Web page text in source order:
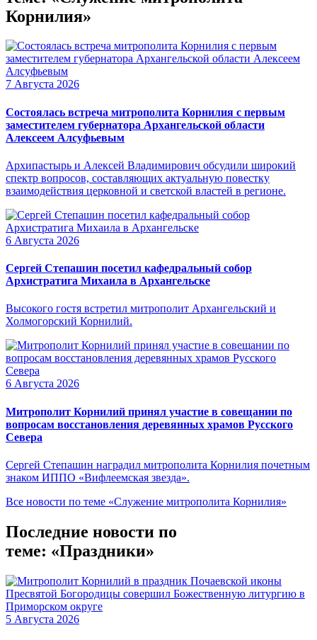
Корнилия»
7 Августа 2026
Состоялась встреча митрополита Корнилия с первым
заместителем губернатора Архангельской области
Алексеем Алсуфьевым
Архипастырь и Алексей Владимирович обсудили широкий
спектр вопросов, составляющих актуальную повестку
взаимодействия церковной и светской властей в регионе.
6 Августа 2026
Сергей Степашин посетил кафедральный собор
Архистратига Михаила в Архангельске
Высокого гостя встретил митрополит Архангельский и
Холмогорский Корнилий.
6 Августа 2026
Митрополит Корнилий принял участие в совещании по
вопросам восстановления деревянных храмов Русского
Севера
Сергей Степашин наградил митрополита Корнилия почетным
знаком ИППО «Вифлеемская звезда».
Все новости по теме «Служение митрополита Корнилия»
Последние новости по
теме: «Праздники»
5 Августа 2026